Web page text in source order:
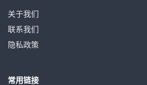
关于我们
联系我们
隐私政策
常用链接